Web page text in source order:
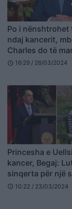
Po i nënshtrohet
ndaj kancerit,
Charles do të
në kremtimin e
schedule 16:29 / 26/03/2024
Princesha e
kancer, Begaj:
sinqerta për një
shpejtë
schedule 10:22 / 23/03/2024